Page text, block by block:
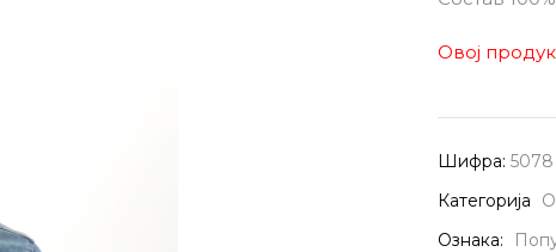
Овој
Шифра: 5078
Категорија
Ознака: